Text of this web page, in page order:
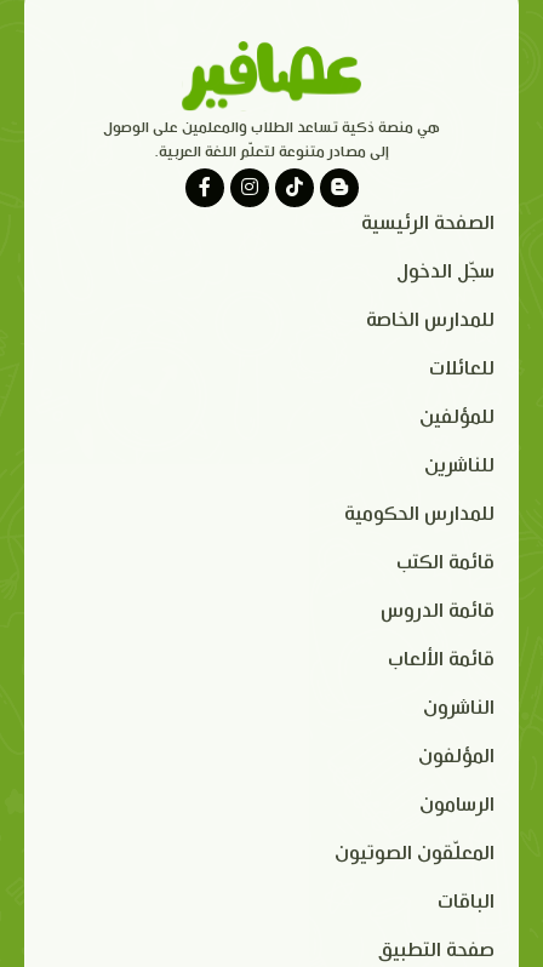
هي منصة ذكية تساعد الطلاب والمعلمين على الوصول
إلى مصادر متنوعة لتعلّم اللغة العربية.
الصفحة الرئيسية
سجّل الدخول
للمدارس الخاصة
للعائلات
للمؤلفين
للناشرين
للمدارس الحكومية
قائمة الكتب
قائمة الدروس
قائمة الألعاب
الناشرون
المؤلفون
الرسامون
المعلّقون الصوتيون
الباقات
صفحة التطبيق